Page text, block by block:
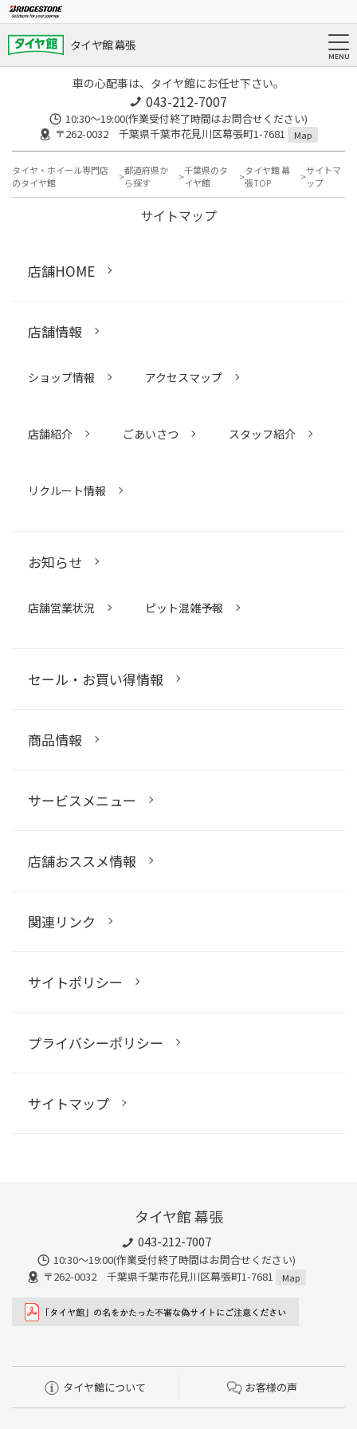
タイヤ館 幕張
車の心配事は、タイヤ館にお任せ下さい。
043-212-7007
10:30〜19:00(作業受付終了時間はお問合せください)
〒262-0032 千葉県千葉市花見川区幕張町1-7681
Map
タイヤ・ホイール専門店
のタイヤ館
都道府県か
ら探す
千葉県のタ
イヤ館
タイヤ館 幕
張TOP
サイトマ
ップ
サイトマップ
店舗HOME
店舗情報
ショップ情報 アクセスマップ
店舗紹介 ごあいさつ スタッフ紹介
リクルート情報
お知らせ
店舗営業状況 ピット混雑予報
セール・お買い得情報
商品情報
サービスメニュー
店舗おススメ情報
関連リンク
サイトポリシー
プライバシーポリシー
サイトマップ
タイヤ館 幕張
043-212-7007
10:30〜19:00(作業受付終了時間はお問合せください)
〒262-0032 千葉県千葉市花見川区幕張町1-7681
Map
タイヤ館について お客様の声